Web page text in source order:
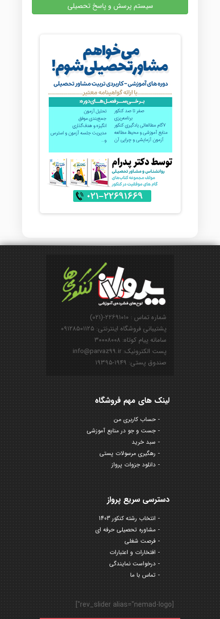
سیستم پرسش و پاسخ تحصیلی
شماره تماس : ۲۲۶۹۱۰۱۰-(۰۲۱)
پشتیبانی فروشگاه اینترنتی: ۰۹۱۲۸۵۰۱۱۲۵
سامانه پیام کوتاه: ۳۰۰۰۸۰۰۸
پست الکترونیک: info@parvaz99.ir
صندوق پستی: ۱۹۴۹-۱۹۳۹۵
لینک های مهم فروشگاه
حساب کاربری من
جست و جو در منابع آموزشی
سبد خرید
رهگیری مرسولات پستی
دانلود جزوات پرواز
دسترسی سریع پرواز
انتخاب رشته کنکور 1403
مشاوره تحصیلی حرفه ای
فرصت شغلی
افتخارات و اعتبارات
درخواست نمایندگی
تماس با ما
[rev_slider alias="nemad-logo"]